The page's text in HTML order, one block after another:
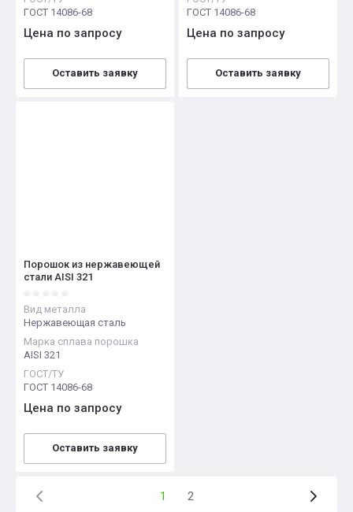
ГОСТ 14086-68
Цена по запросу
Оставить заявку
ГОСТ 14086-68
Цена по запросу
Оставить заявку
Порошок из нержавеющей
стали AISI 321
Вид металла
Нержавеющая сталь
Марка сплава порошка
AISI 321
ГОСТ/ТУ
ГОСТ 14086-68
Цена по запросу
Оставить заявку
1 2